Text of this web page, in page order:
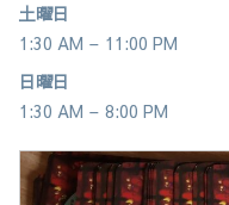
土曜日
1:30 AM – 11:00 PM
日曜日
1:30 AM – 8:00 PM